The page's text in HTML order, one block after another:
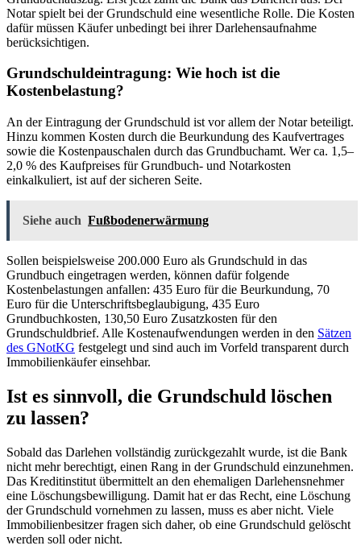
Notar spielt bei der Grundschuld eine wesentliche Rolle. Die Kosten
dafür müssen Käufer unbedingt bei ihrer Darlehensaufnahme
berücksichtigen.
Grundschuldeintragung: Wie hoch ist die
Kostenbelastung?
An der Eintragung der Grundschuld ist vor allem der Notar beteiligt.
Hinzu kommen Kosten durch die Beurkundung des Kaufvertrages
sowie die Kostenpauschalen durch das Grundbuchamt. Wer ca. 1,5–
2,0 % des Kaufpreises für Grundbuch- und Notarkosten
einkalkuliert, ist auf der sicheren Seite.
Siehe auch Fußbodenerwärmung
Sollen beispielsweise 200.000 Euro als Grundschuld in das
Grundbuch eingetragen werden, können dafür folgende
Kostenbelastungen anfallen: 435 Euro für die Beurkundung, 70
Euro für die Unterschriftsbeglaubigung, 435 Euro
Grundbuchkosten, 130,50 Euro Zusatzkosten für den
Grundschuldbrief. Alle Kostenaufwendungen werden in den Sätzen
des GNotKG festgelegt und sind auch im Vorfeld transparent durch
Immobilienkäufer einsehbar.
Ist es sinnvoll, die Grundschuld löschen
zu lassen?
Sobald das Darlehen vollständig zurückgezahlt wurde, ist die Bank
nicht mehr berechtigt, einen Rang in der Grundschuld einzunehmen.
Das Kreditinstitut übermittelt an den ehemaligen Darlehensnehmer
eine Löschungsbewilligung. Damit hat er das Recht, eine Löschung
der Grundschuld vornehmen zu lassen, muss es aber nicht. Viele
Immobilienbesitzer fragen sich daher, ob eine Grundschuld gelöscht
werden soll oder nicht.